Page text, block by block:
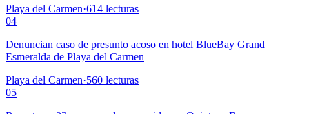
Playa del Carmen·614 lecturas
04
Denuncian caso de presunto acoso en hotel BlueBay Grand
Esmeralda de Playa del Carmen
Playa del Carmen·560 lecturas
05